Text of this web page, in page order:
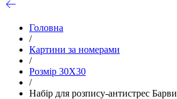
Головна
/
Картини за номерами
/
Розмір 30Х30
/
Набір для розпису-антистрес